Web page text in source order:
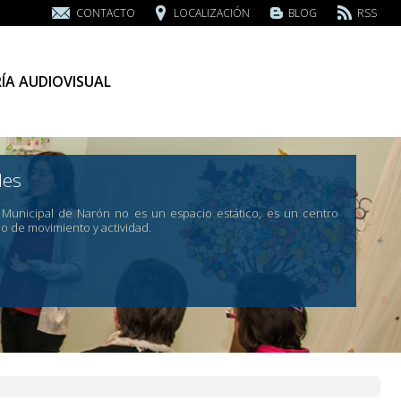
CONTACTO LOCALIZACIÓN BLOG RSS
AUDIOVISUAL
de Narón no es un espacio estático, es un centro
de movimiento y actividad.